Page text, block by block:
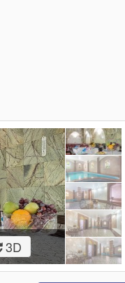
3D